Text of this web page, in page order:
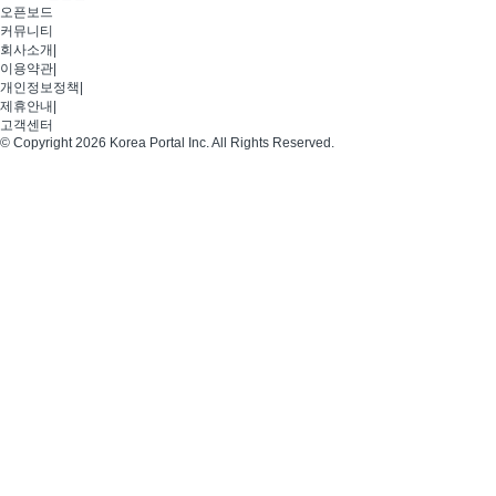
오픈보드
커뮤니티
회사소개
이용약관
개인정보정책
제휴안내
고객센터
© Copyright 2026 Korea Portal Inc. All Rights Reserved.